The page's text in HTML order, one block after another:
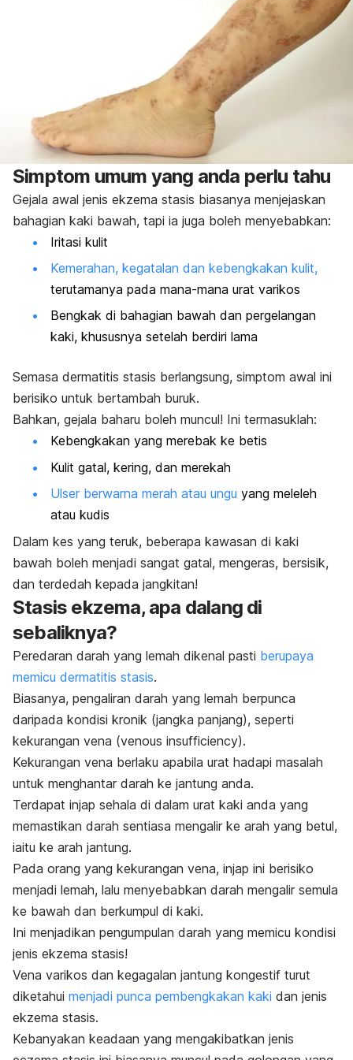
Simptom umum yang anda perlu tahu
Gejala awal jenis ekzema stasis biasanya menjejaskan
bahagian kaki bawah, tapi ia juga boleh menyebabkan:
Iritasi kulit
Kemerahan, kegatalan dan kebengkakan kulit,
terutamanya pada mana-mana urat varikos
Bengkak di bahagian bawah dan pergelangan
kaki, khususnya setelah berdiri lama
Semasa dermatitis stasis berlangsung, simptom awal ini
berisiko untuk bertambah buruk.
Bahkan, gejala baharu boleh muncul! Ini termasuklah:
Kebengkakan yang merebak ke betis
Kulit gatal, kering, dan merekah
Ulser berwarna merah atau ungu yang meleleh
atau kudis
Dalam kes yang teruk, beberapa kawasan di kaki
bawah boleh menjadi sangat gatal, mengeras, bersisik,
dan terdedah kepada jangkitan!
Stasis ekzema, apa dalang di
sebaliknya?
Peredaran darah yang lemah dikenal pasti berupaya
memicu dermatitis stasis.
Biasanya, pengaliran darah yang lemah berpunca
daripada kondisi kronik (jangka panjang), seperti
kekurangan vena (venous insufficiency).
Kekurangan vena berlaku apabila urat hadapi masalah
untuk menghantar darah ke jantung anda.
Terdapat injap sehala di dalam urat kaki anda yang
memastikan darah sentiasa mengalir ke arah yang betul,
iaitu ke arah jantung.
Pada orang yang kekurangan vena, injap ini berisiko
menjadi lemah, lalu menyebabkan darah mengalir semula
ke bawah dan berkumpul di kaki.
Ini menjadikan pengumpulan darah yang memicu kondisi
jenis ekzema stasis!
Vena varikos dan kegagalan jantung kongestif turut
diketahui menjadi punca pembengkakan kaki dan jenis
ekzema stasis.
Kebanyakan keadaan yang mengakibatkan jenis